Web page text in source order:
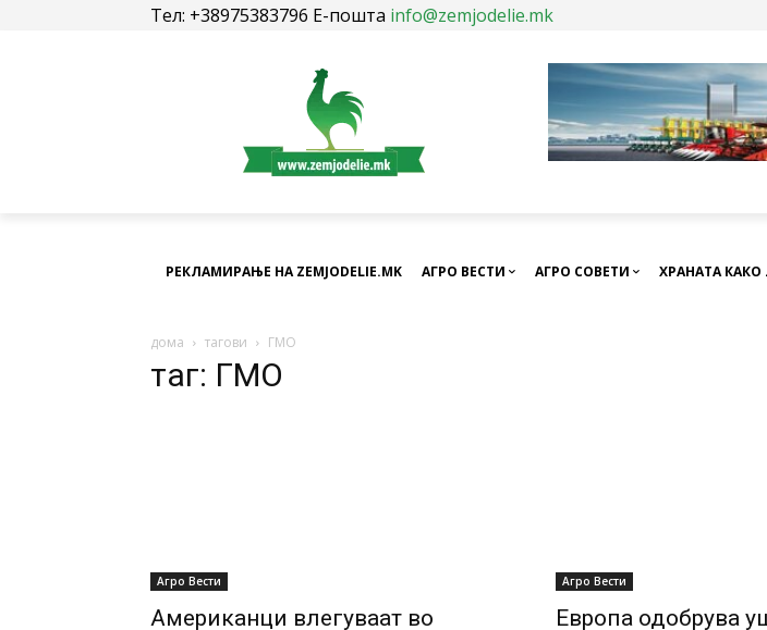
Тел: +38975383796 Е-пошта info@zemjodelie.mk
РЕКЛАМИРАЊЕ НА ZEMJODELIE.MK АГРО ВЕСТИ АГРО СОВЕТИ ХРАНАТА КАКО
дома тагови ГМО
таг: ГМО
Агро Вести
Американци влегуваат во
Агро Вести
Европа одобрува